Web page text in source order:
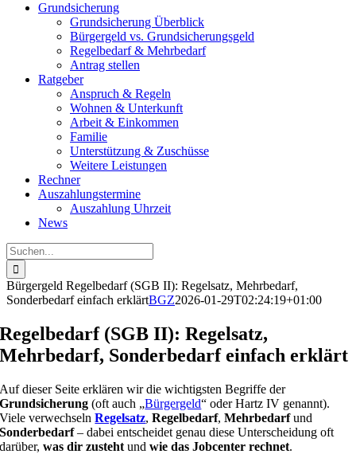
Grundsicherung
Grundsicherung Überblick
Bürgergeld vs. Grundsicherungsgeld
Regelbedarf & Mehrbedarf
Antrag stellen
Ratgeber
Anspruch & Regeln
Wohnen & Unterkunft
Arbeit & Einkommen
Familie
Unterstützung & Zuschüsse
Weitere Leistungen
Rechner
Auszahlungstermine
Auszahlung Uhrzeit
News
Suche
nach:
Bürgergeld Regelbedarf (SGB II): Regelsatz, Mehrbedarf,
Sonderbedarf einfach erklärtBGZ2026-01-29T02:24:19+01:00
Regelbedarf (SGB II): Regelsatz,
Mehrbedarf, Sonderbedarf einfach erklärt
Auf dieser Seite erklären wir die wichtigsten Begriffe der
Grundsicherung (oft auch „Bürgergeld“ oder Hartz IV genannt).
Viele verwechselnRegelsatz,Regelbedarf,Mehrbedarfund
Sonderbedarf– dabei entscheidet genau diese Unterscheidung oft
darüber,was dir zusteht undwie das Jobcenter rechnet.